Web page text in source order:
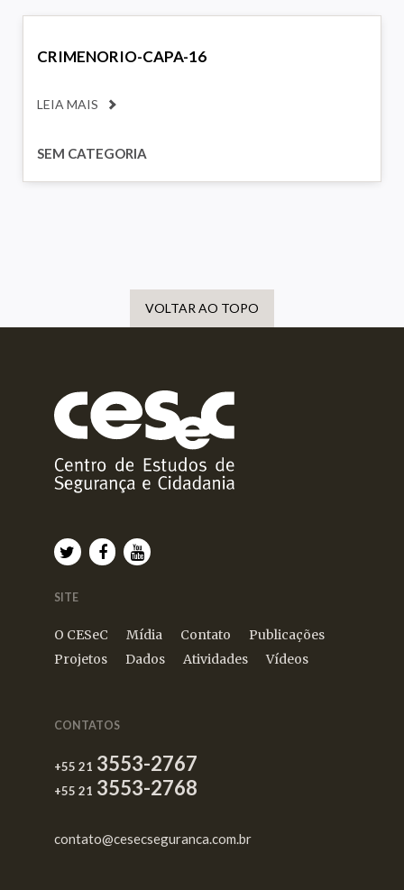
CRIMENORIO-CAPA-16
LEIA MAIS
SEM CATEGORIA
VOLTAR AO TOPO
SITE
O CESeC Mídia Contato
Publicações
Projetos
Dados Atividades Vídeos
CONTATOS
+55 21 3553-2767
+55 21 3553-2768
contato@cesecseguranca.com.br